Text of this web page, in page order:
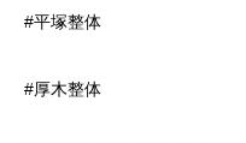
#平塚整体
#厚木整体